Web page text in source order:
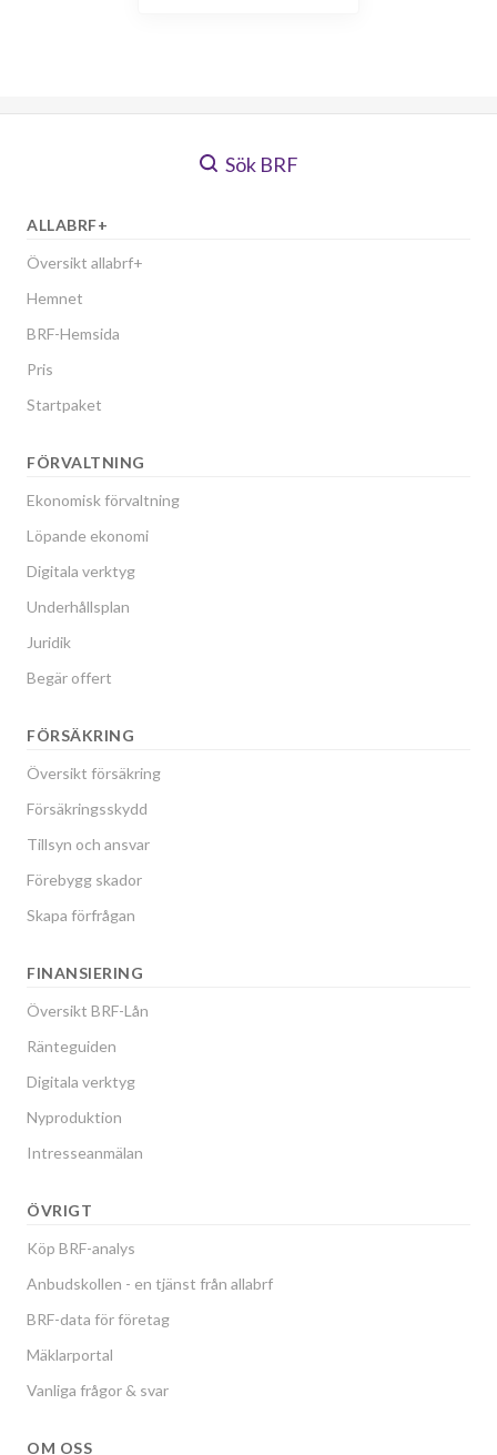
Sök BRF
ALLABRF+
Översikt allabrf+
Hemnet
BRF-Hemsida
Pris
Startpaket
FÖRVALTNING
Ekonomisk förvaltning
Löpande ekonomi
Digitala verktyg
Underhållsplan
Juridik
Begär offert
FÖRSÄKRING
Översikt försäkring
Försäkringsskydd
Tillsyn och ansvar
Förebygg skador
Skapa förfrågan
FINANSIERING
Översikt BRF-Lån
Ränteguiden
Digitala verktyg
Nyproduktion
Intresseanmälan
ÖVRIGT
Köp BRF-analys
Anbudskollen - en tjänst från allabrf
BRF-data för företag
Mäklarportal
Vanliga frågor & svar
OM OSS